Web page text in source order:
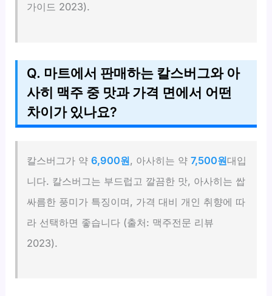
가이드 2023).
Q. 마트에서 판매하는 칼스버그와 아
사히 맥주 중 맛과 가격 면에서 어떤
차이가 있나요?
칼스버그가 약6,900원, 아사히는 약7,500원대입
니다. 칼스버그는 부드럽고 깔끔한 맛, 아사히는 쌉
싸름한 풍미가 특징이며, 가격 대비 개인 취향에 따
라 선택하면 좋습니다 (출처: 맥주전문 리뷰
2023).